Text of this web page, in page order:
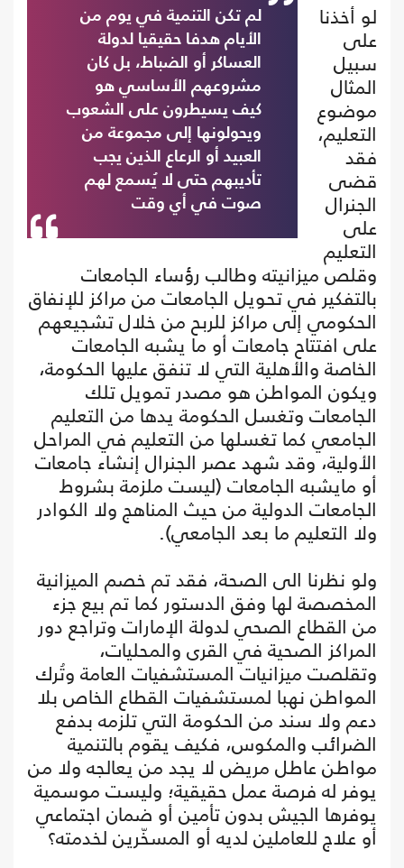
لم تكن التنمية في يوم من
الأيام هدفا حقيقيا لدولة
العساكر أو الضباط، بل كان
مشروعهم الأساسي هو
كيف يسيطرون على الشعوب
ويحولونها إلى مجموعة من
العبيد أو الرعاع الذين يجب
تأديبهم حتى لا يُسمع لهم
صوت في أي وقت
لو أخذنا
على
سبيل
المثال
موضوع
التعليم،
فقد
قضى
الجنرال
على
التعليم
وقلص ميزانيته وطالب رؤساء الجامعات
بالتفكير في تحويل الجامعات من مراكز للإنفاق
الحكومي إلى مراكز للربح من خلال تشجيعهم
على افتتاح جامعات أو ما يشبه الجامعات
الخاصة والأهلية التي لا تنفق عليها الحكومة،
ويكون المواطن هو مصدر تمويل تلك
الجامعات وتغسل الحكومة يدها من التعليم
الجامعي كما تغسلها من التعليم في المراحل
الأولية، وقد شهد عصر الجنرال إنشاء جامعات
أو مايشبه الجامعات (ليست ملزمة بشروط
الجامعات الدولية من حيث المناهج ولا الكوادر
ولا التعليم ما بعد الجامعي).
ولو نظرنا الى الصحة، فقد تم خصم الميزانية
المخصصة لها وفق الدستور كما تم بيع جزء
من القطاع الصحي لدولة الإمارات وتراجع دور
المراكز الصحية في القرى والمحليات،
وتقلصت ميزانيات المستشفيات العامة وتُرك
المواطن نهبا لمستشفيات القطاع الخاص بلا
دعم ولا سند من الحكومة التي تلزمه بدفع
الضرائب والمكوس، فكيف يقوم بالتنمية
مواطن عاطل مريض لا يجد من يعالجه ولا من
يوفر له فرصة عمل حقيقية؛ وليست موسمية
يوفرها الجيش بدون تأمين أو ضمان اجتماعي
أو علاج للعاملين لديه أو المسخّرين لخدمته؟